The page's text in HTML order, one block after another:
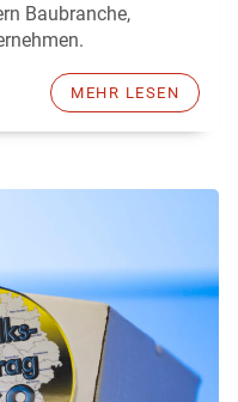
Baubranche,
MEHR LESEN